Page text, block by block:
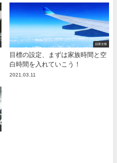
副業全般
目標の設定、まずは家族時間と空
白時間を入れていこう！
2021.03.11